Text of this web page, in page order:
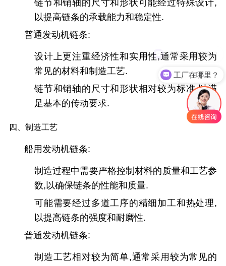
链节和销轴的尺寸和形状可能经过特殊设计,
以提高链条的承载能力和稳定性.
普通发动机链条:
设计上更注重经济性和实用性,通常采用较为
常见的材料和制造工艺.
链节和销轴的尺寸和形状相对较为标准,以满
足基本的传动要求.
四、制造工艺
船用发动机链条:
制造过程中需要严格控制材料的质量和工艺参
数,以确保链条的性能和质量.
可能需要经过多道工序的精细加工和热处理,
以提高链条的强度和耐磨性.
普通发动机链条:
制造工艺相对较为简单,通常采用较为常见的
链条怎么报价？
工厂在哪里？